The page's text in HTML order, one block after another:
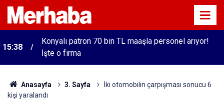
15:30 Konya'da seyir halindeki traktör yandı
Anasayfa 3. Sayfa
İki otomobilin çarpışması sonucu 6
kişi yaralandı